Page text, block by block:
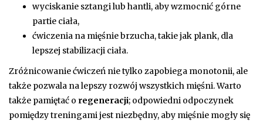
wyciskanie sztangi lub hantli, aby wzmocnić górne
partie ciała,
ćwiczenia na mięśnie brzucha, takie jak plank, dla
lepszej stabilizacji ciała.
Zróżnicowanie ćwiczeń nie tylko zapobiega monotonii, ale
także pozwala na lepszy rozwój wszystkich mięśni. Warto
także pamiętać o regeneracji; odpowiedni odpoczynek
pomiędzy treningami jest niezbędny, aby mięśnie mogły się